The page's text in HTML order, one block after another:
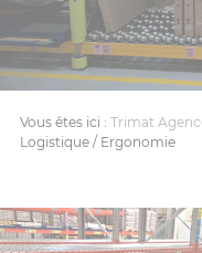
Vous êtes ici : Trimat
Logistique / Ergonomie